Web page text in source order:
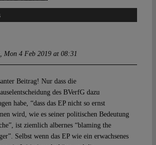
Mon 4 Feb 2019 at 08:31
Beitrag! Nur dass die
des BVerfG dazu
habe, “dass das EP nicht so ernst
wird, wie es seiner politischen Bedeutung
ist ziemlich albernes “blaming the
Selbst wenn das EP wie ein erwachsenes